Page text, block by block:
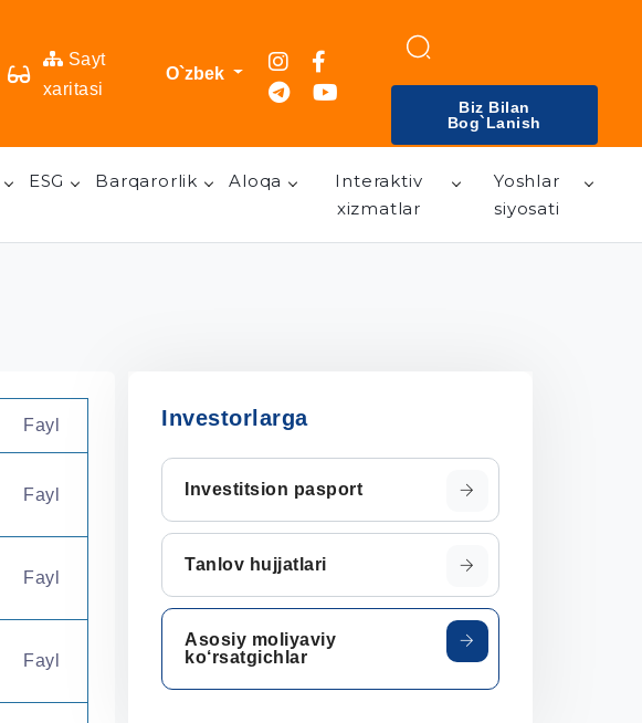
Sayt
xaritasi
O`zbek
Biz Bilan
Bog`lanish
ESG Barqarorlik Aloqa
Interaktiv
xizmatlar
Yoshlar
siyosati
Fayl
Fayl
Fayl
Fayl
Investorlarga
Investitsion pasport
Tanlov hujjatlari
Asosiy moliyaviy
ko‘rsatgichlar